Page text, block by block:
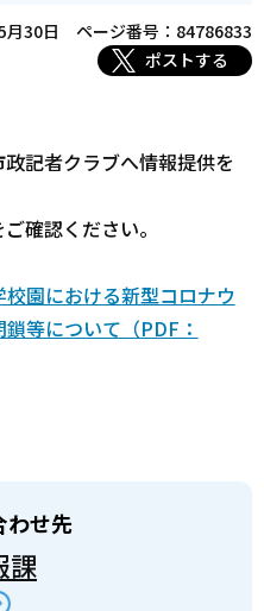
月30日
ページ番号：84786833
ポストする
記者クラブへ情報提供を
確認ください。
校園における新型コロナウ
等について（PDF：
わせ先
課